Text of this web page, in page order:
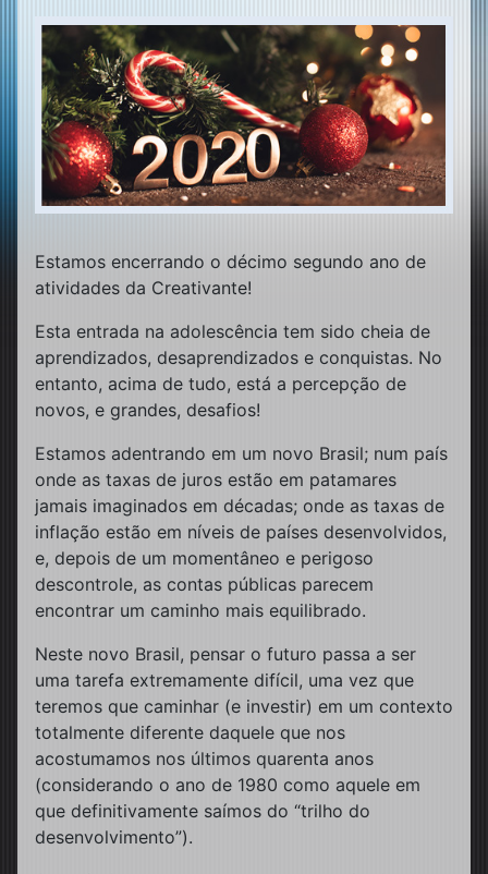
Estamos encerrando o décimo segundo ano de
atividades da Creativante!
Esta entrada na adolescência tem sido cheia de
aprendizados, desaprendizados e conquistas. No
entanto, acima de tudo, está a percepção de
novos, e grandes, desafios!
Estamos adentrando em um novo Brasil; num país
onde as taxas de juros estão em patamares
jamais imaginados em décadas; onde as taxas de
inflação estão em níveis de países desenvolvidos,
e, depois de um momentâneo e perigoso
descontrole, as contas públicas parecem
encontrar um caminho mais equilibrado.
Neste novo Brasil, pensar o futuro passa a ser
uma tarefa extremamente difícil, uma vez que
teremos que caminhar (e investir) em um contexto
totalmente diferente daquele que nos
acostumamos nos últimos quarenta anos
(considerando o ano de 1980 como aquele em
que definitivamente saímos do “trilho do
desenvolvimento”).